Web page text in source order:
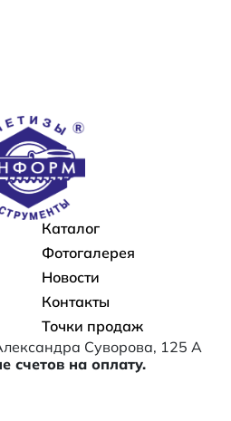
Каталог
Фотогалерея
Новости
Контакты
Точки продаж
Суворова, 125 А
счетов на оплату.